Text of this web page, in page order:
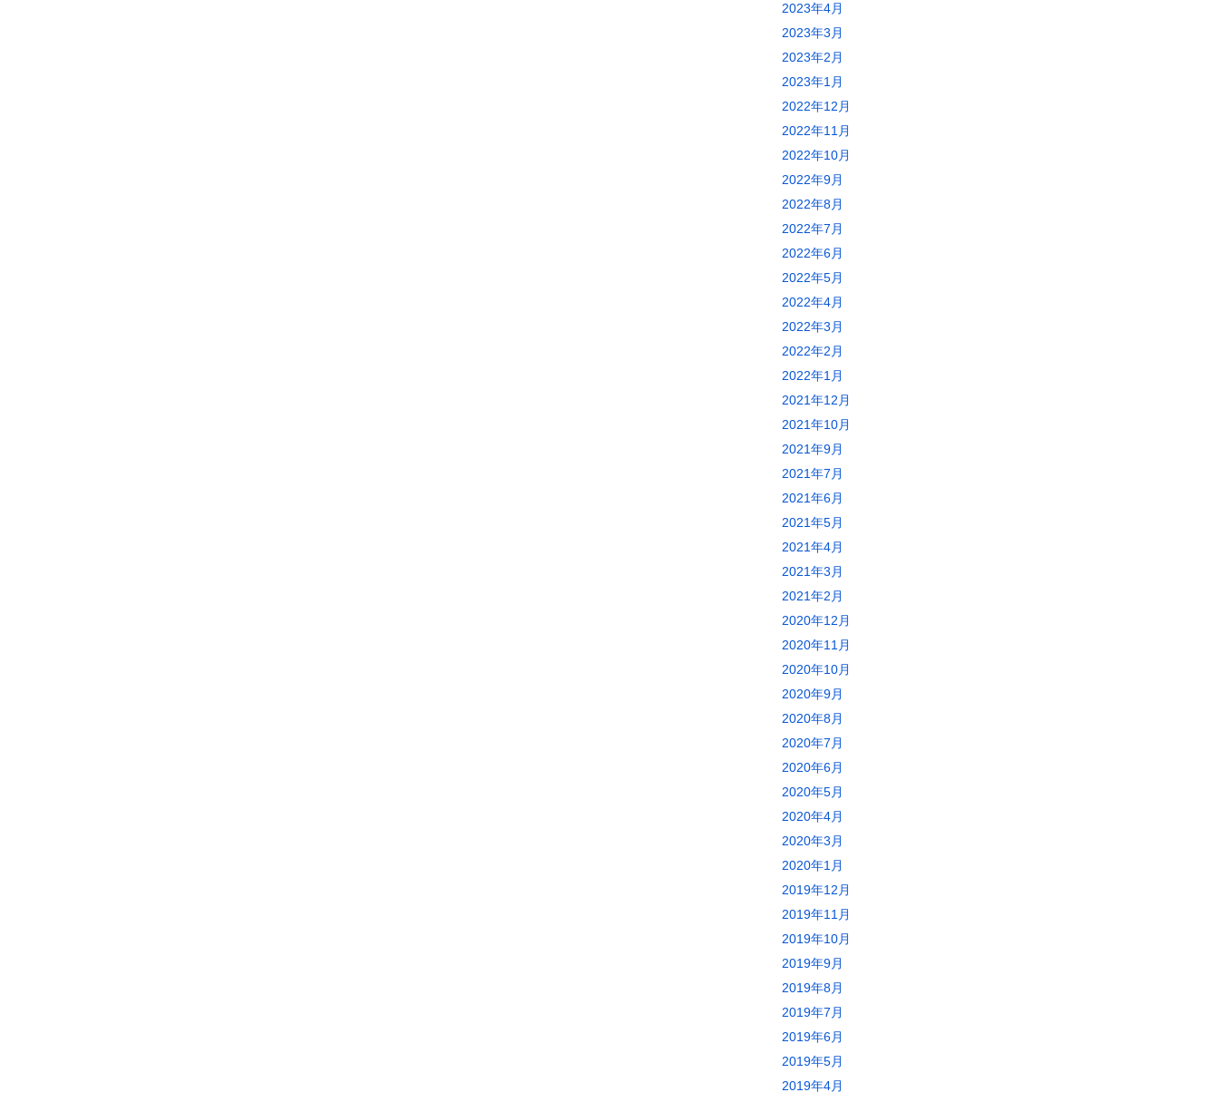
2023年4月
2023年3月
2023年2月
2023年1月
2022年12月
2022年11月
2022年10月
2022年9月
2022年8月
2022年7月
2022年6月
2022年5月
2022年4月
2022年3月
2022年2月
2022年1月
2021年12月
2021年10月
2021年9月
2021年7月
2021年6月
2021年5月
2021年4月
2021年3月
2021年2月
2020年12月
2020年11月
2020年10月
2020年9月
2020年8月
2020年7月
2020年6月
2020年5月
2020年4月
2020年3月
2020年1月
2019年12月
2019年11月
2019年10月
2019年9月
2019年8月
2019年7月
2019年6月
2019年5月
2019年4月